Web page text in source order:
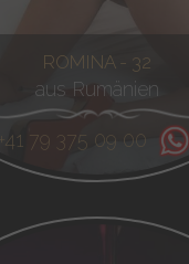
ROMINA - 32
aus Rumänien
+41 79 375 09 00